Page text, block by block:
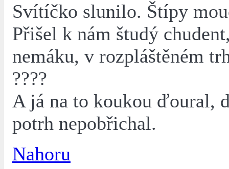
Svítíčko slunilo. Štípy
Přišel k nám študý
nemáku, v rozpláštěném
????
A já na to koukou ďoural,
potrh nepobřichal.
Nahoru